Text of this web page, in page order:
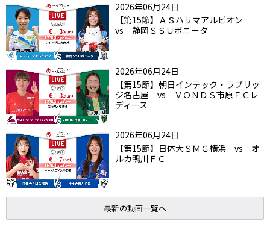
2026年06月24日
【第15節】ＡＳハリマアルビオン
vs 静岡ＳＳＵボニータ
2026年06月24日
【第15節】朝日インテック・ラブリッ
ジ名古屋 vs ＶＯＮＤＳ市原ＦＣレ
ディース
2026年06月24日
【第15節】日体大ＳＭＧ横浜 vs オ
ルカ鴨川ＦＣ
最新の動画一覧へ